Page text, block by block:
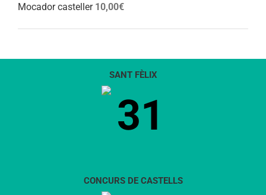
Mocador casteller 10,00€
SANT FÈLIX
31
CONCURS DE CASTELLS